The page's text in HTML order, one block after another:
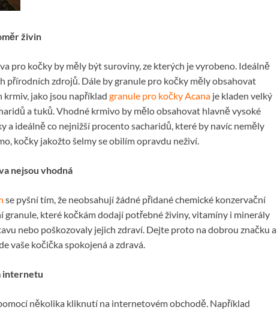
živin
pro kočky by měly být suroviny, ze kterých je vyrobeno. Ideálně
přírodních zdrojů. Dále by granule pro kočky měly obsahovat
jako jsou například granule pro kočky Acana je kladen velký
a tuků. Vhodné krmivo by mělo obsahovat hlavně vysoké
a ideálně co nejnižší procento sacharidů, které by navíc neměly
kočky jakožto šelmy se obilím opravdu neživí.
nejsou vhodná
se pyšní tím, že neobsahují žádné přidané chemické konzervační
granule, které kočkám dodají potřebné živiny, vitamíny i minerály
nebo poškozovaly jejich zdraví. Dejte proto na dobrou značku a
vaše kočička spokojená a zdravá.
internetu
několika kliknutí na internetovém obchodě. Například